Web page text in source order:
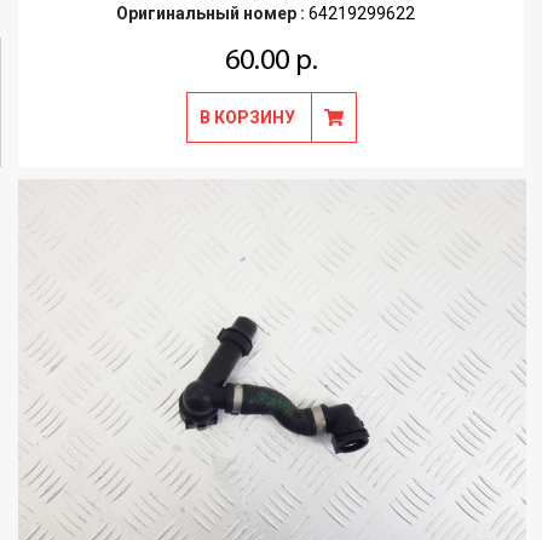
Оригинальный номер : 64219299622
60.00 р.
В КОРЗИНУ